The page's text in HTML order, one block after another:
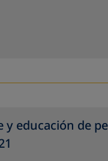
educación de